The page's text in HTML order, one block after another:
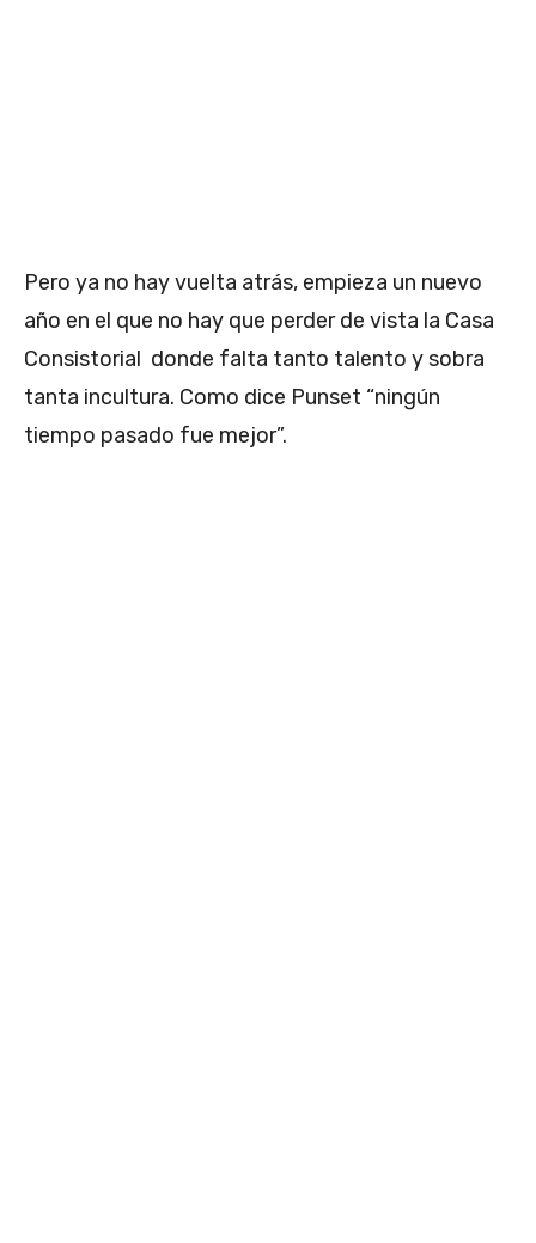
Pero ya no hay vuelta atrás, empieza un nuevo
año en el que no hay que perder de vista la Casa
Consistorial donde falta tanto talento y sobra
tanta incultura. Como dice Punset “ningún
tiempo pasado fue mejor”.